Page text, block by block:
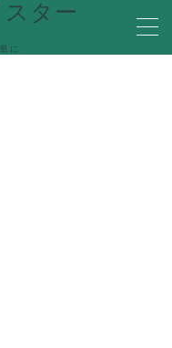
ター
に
方を紹介
の機能を解説
＆Aなど